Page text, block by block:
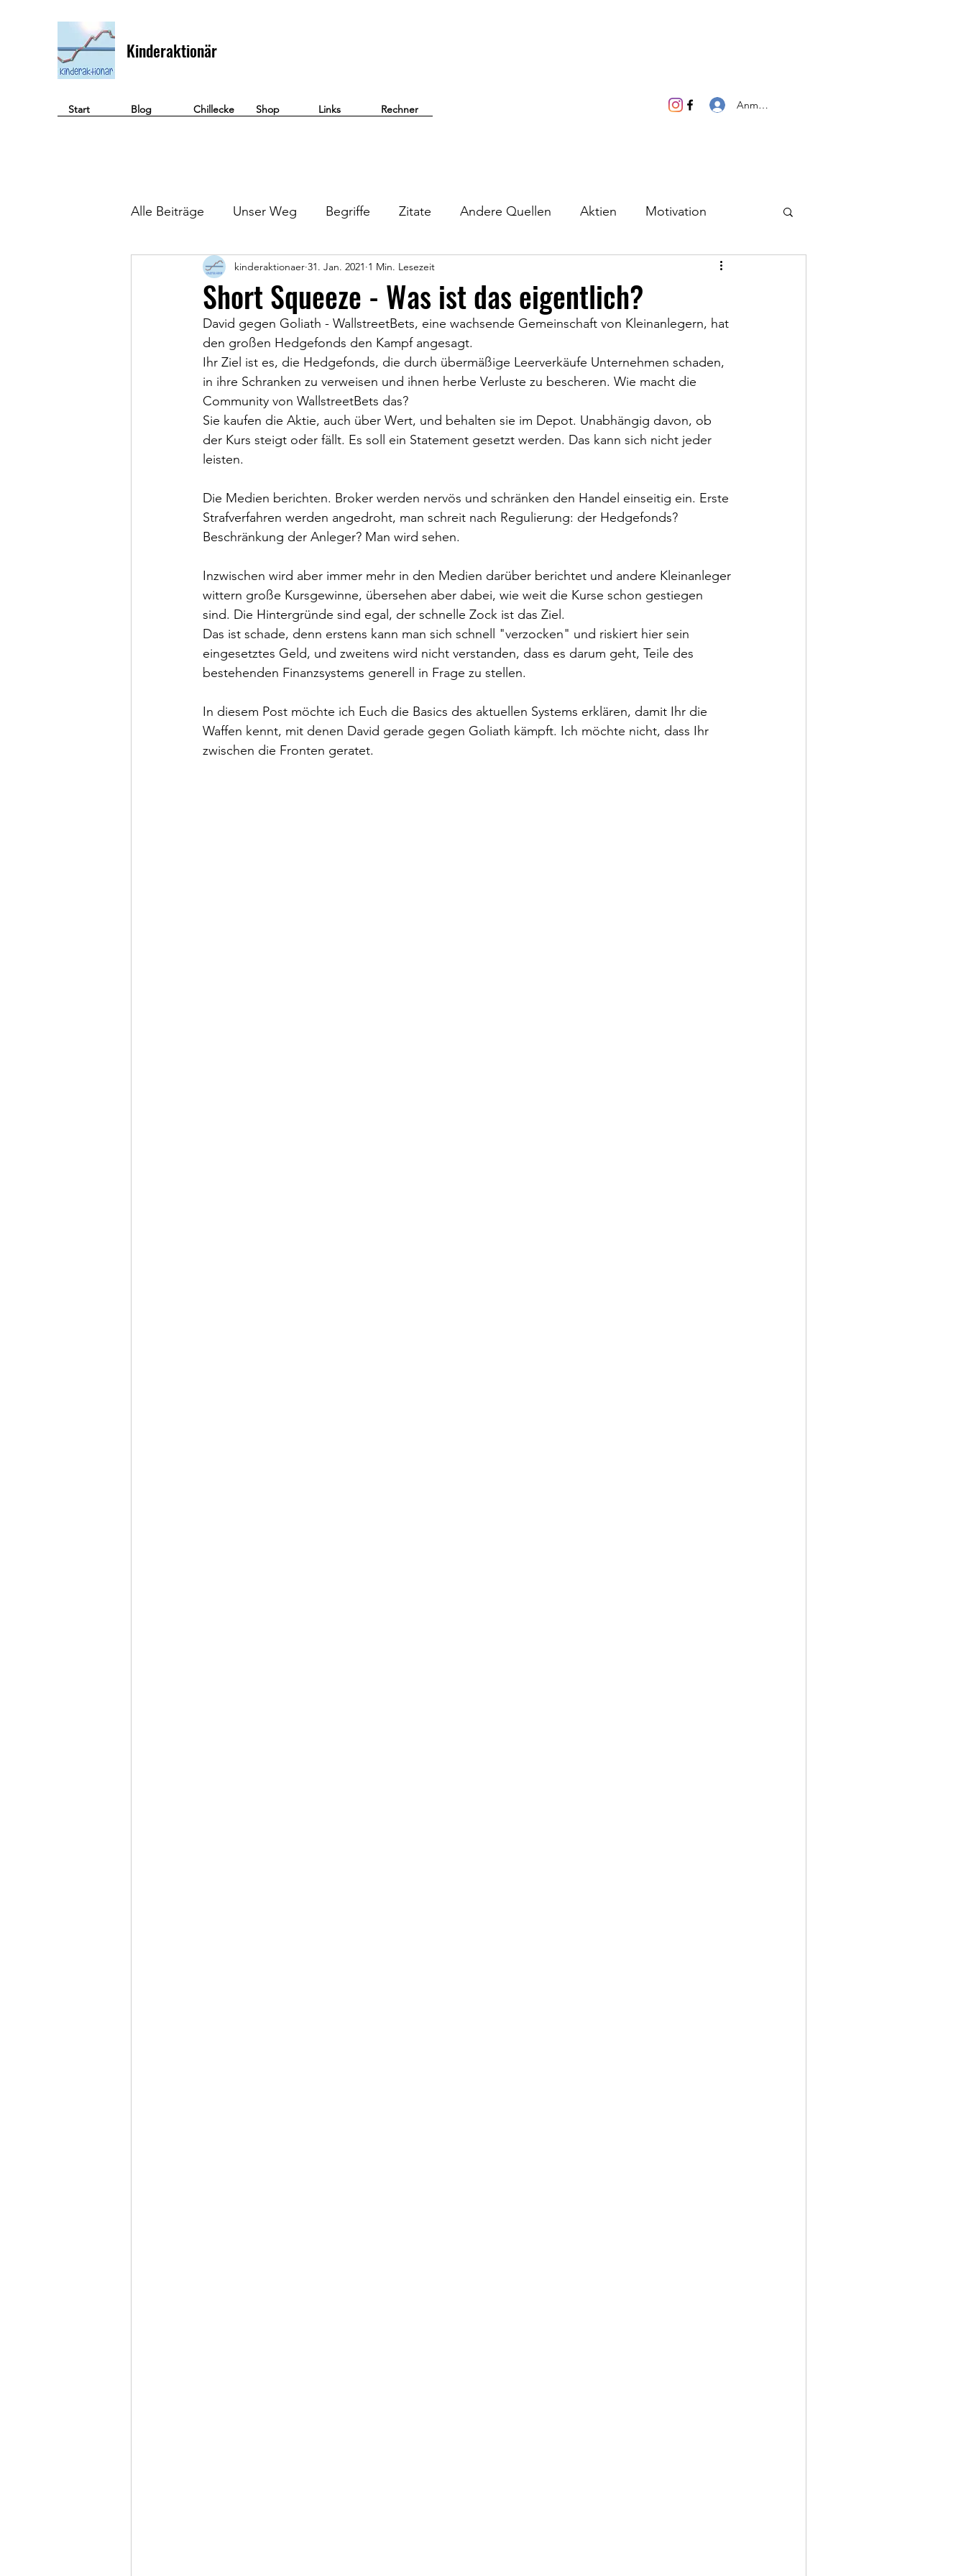
Kinderaktionär
Start Blog Chillecke Shop Links Rechner Anmelden
Alle Beiträge Unser Weg Begriffe Zitate Andere Quellen Aktien Motivation
Geld verdienen
Short Squeeze - Was ist das eigentlich?
kinderaktionaer 31. Jan. 2021 1 Min. Lesezeit
David gegen Goliath - WallstreetBets, eine wachsende Gemeinschaft von Kleinanlegern, hat
den großen Hedgefonds den Kampf angesagt.
Ihr Ziel ist es, die Hedgefonds, die durch übermäßige Leerverkäufe Unternehmen schaden,
in ihre Schranken zu verweisen und ihnen herbe Verluste zu bescheren. Wie macht die
Community von WallstreetBets das?
Sie kaufen die Aktie, auch über Wert, und behalten sie im Depot. Unabhängig davon, ob
der Kurs steigt oder fällt. Es soll ein Statement gesetzt werden. Das kann sich nicht jeder
leisten.
Die Medien berichten. Broker werden nervös und schränken den Handel einseitig ein. Erste
Strafverfahren werden angedroht, man schreit nach Regulierung: der Hedgefonds?
Beschränkung der Anleger? Man wird sehen.
Inzwischen wird aber immer mehr in den Medien darüber berichtet und andere Kleinanleger
wittern große Kursgewinne, übersehen aber dabei, wie weit die Kurse schon gestiegen
sind. Die Hintergründe sind egal, der schnelle Zock ist das Ziel.
Das ist schade, denn erstens kann man sich schnell "verzocken" und riskiert hier sein
eingesetztes Geld, und zweitens wird nicht verstanden, dass es darum geht, Teile des
bestehenden Finanzsystems generell in Frage zu stellen.
In diesem Post möchte ich Euch die Basics des aktuellen Systems erklären, damit Ihr die
Waffen kennt, mit denen David gerade gegen Goliath kämpft. Ich möchte nicht, dass Ihr
zwischen die Fronten geratet.